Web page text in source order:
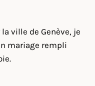
ville de Genève, je
mariage rempli